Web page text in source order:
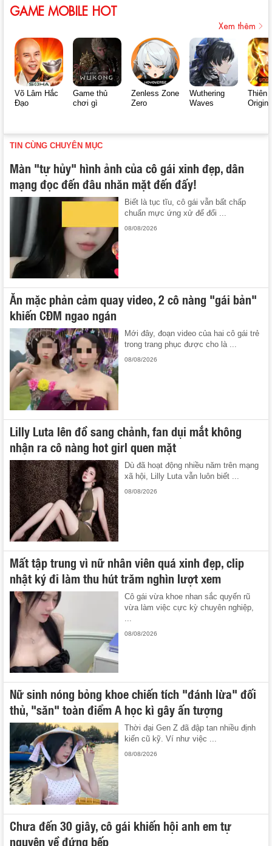
GAME MOBILE HOT
Xem thêm
Võ Lâm Hắc
Đạo
Game thủ
chơi gì
Zenless Zone
Zero
Wuthering
Waves
Thiên
Origin
TIN CÙNG CHUYÊN MỤC
Màn "tự hủy" hình ảnh của cô gái xinh đẹp, dân
mạng đọc đến đâu nhăn mặt đến đấy!
Biết là tục tĩu, cô gái vẫn bất chấp
chuẩn mực ứng xử để đổi ...
08/08/2026
Ăn mặc phản cảm quay video, 2 cô nàng "gái bản"
khiến CĐM ngao ngán
Mới đây, đoạn video của hai cô gái trẻ
trong trang phục được cho là ...
08/08/2026
Lilly Luta lên đồ sang chảnh, fan dụi mắt không
nhận ra cô nàng hot girl quen mặt
Dù đã hoạt động nhiều năm trên mạng
xã hội, Lilly Luta vẫn luôn biết ...
08/08/2026
Mất tập trung vì nữ nhân viên quá xinh đẹp, clip
nhật ký đi làm thu hút trăm nghìn lượt xem
Cô gái vừa khoe nhan sắc quyến rũ
vừa làm việc cực kỳ chuyên nghiệp,
08/08/2026
Nữ sinh nóng bỏng khoe chiến tích "đánh lừa" đối
thủ, "săn" toàn điểm A học kì gây ấn tượng
Thời đại Gen Z đã đập tan nhiều định
kiến cũ kỹ. Ví như việc ...
08/08/2026
Chưa đến 30 giây, cô gái khiến hội anh em tự
nguyện về đứng bếp